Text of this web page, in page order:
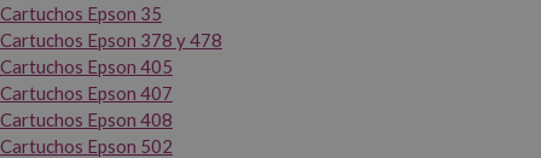
Cartuchos Epson 35
Cartuchos Epson 378 y 478
Cartuchos Epson 405
Cartuchos Epson 407
Cartuchos Epson 408
Cartuchos Epson 502